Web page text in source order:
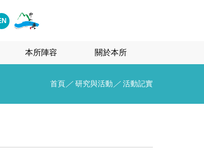
本所陣容 關於本所
首頁 ／ 研究與活動 ／ 活動記實